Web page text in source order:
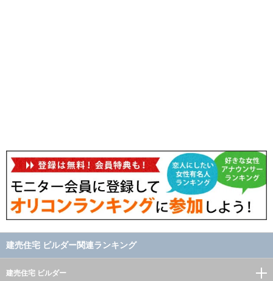
建売住宅 ビルダー関連ランキング
建売住宅 ビルダー